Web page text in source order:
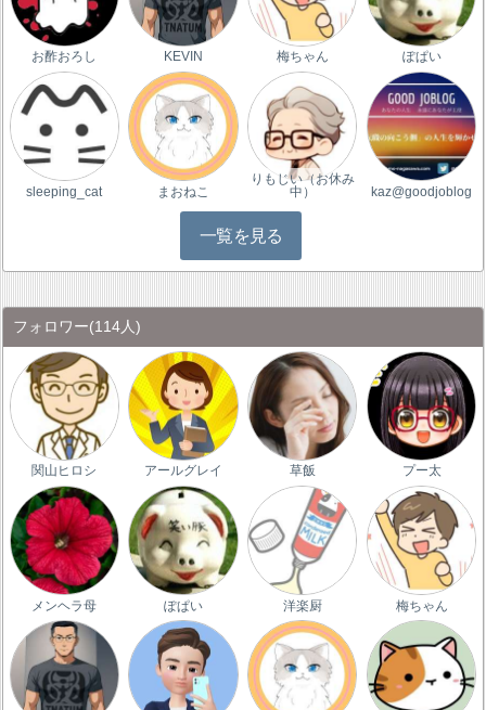
お酢おろし KEVIN 梅ちゃん ぽぱい
sleeping_cat まおねこ
りもじい（お休み
中）
kaz@goodjoblog
一覧を見る
フォロワー(114人)
関山ヒロシ アールグレイ 草飯 プー太
メンヘラ母 ぽぱい 洋楽厨 梅ちゃん